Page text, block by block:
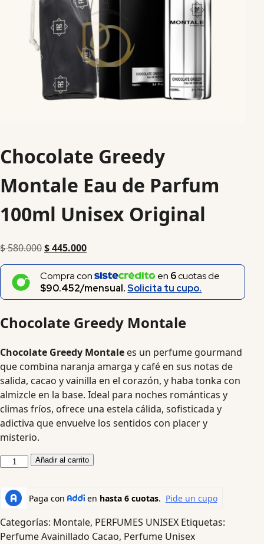
Chocolate Greedy
Montale Eau de Parfum
100ml Unisex Original
$580.000$445.000
Compra con en 6cuotas de
$90.452/mensual.Solicita tu cupo.
Chocolate Greedy Montale
Chocolate Greedy Montale es un perfume gourmand
que combina naranja amarga y café en sus notas de
salida, cacao y vainilla en el corazón, y haba tonka con
almizcle en la base. Ideal para noches románticas y
climas fríos, ofrece una estela cálida, sofisticada y
adictiva que envuelve los sentidos con placer y
misterio.
Añadir al carrito
Categorías: Montale, PERFUMES UNISEX Etiquetas:
Perfume Avainillado Cacao, Perfume Unisex